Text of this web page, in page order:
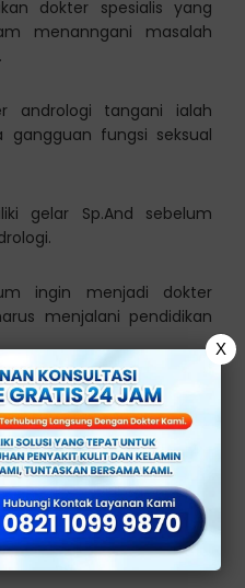
dokter spesialis yang
menanngani masalah
andrologi tangani ialah
gangguan fungsi seksual
gelar Sp.And sebelum
ingin menjadi dokter
menjalani pendidikan
ilmu kedoteran yang
sistem reproduksi pria.
telah selesai, barulah
telah menjadi dokter
tim medis di rumah
X